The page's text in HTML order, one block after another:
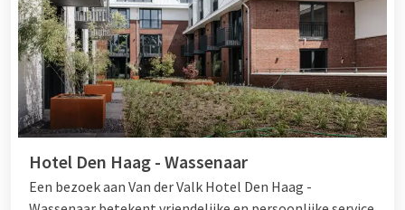
Hotel Den Haag - Wassenaar
Een bezoek aan Van der Valk Hotel Den Haag -